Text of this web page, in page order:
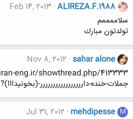
ALIREZA.F.1988
Feb 14, 2013
سلاممممم
تولدتون مبارك
sahar alone
Nov 8, 2012
جملات-خنده-داررررررررررررررررر-(بخونیدااا)?p=5697110#post5697110
M
mehdipesse
Jul 31, 2012